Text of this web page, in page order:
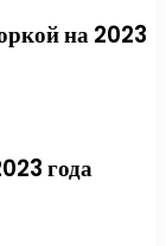
на 2023
года